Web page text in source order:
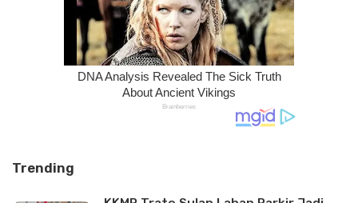
Trending